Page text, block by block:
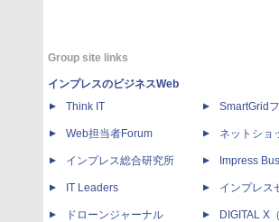
Group site links
インプレスのビジネスWeb
Think IT
Web担当者Forum
インプレス総合研究所
IT Leaders
ドローンジャーナル
SmartGrid
ネットショ
Impress
インプレス
DIGITAL X